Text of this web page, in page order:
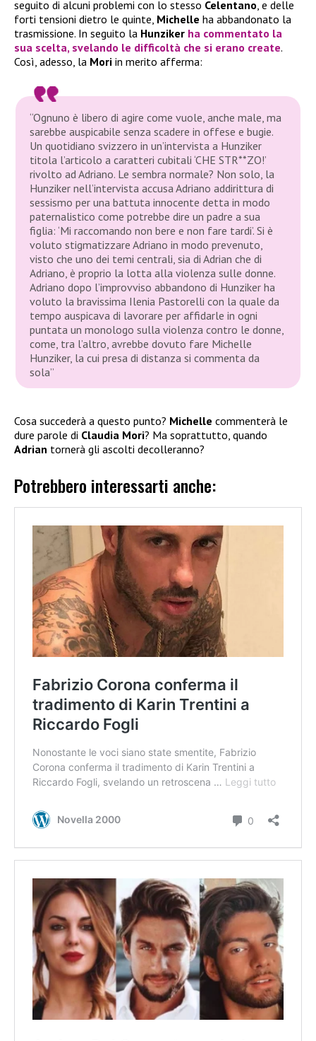
seguito di alcuni problemi con lo stesso Celentano, e delle
forti tensioni dietro le quinte, Michelle ha abbandonato la
trasmissione. In seguito la Hunziker ha commentato la
sua scelta, svelando le difficoltà che si erano create.
Così, adesso, la Mori in merito afferma:
“Ognuno è libero di agire come vuole, anche male, ma
sarebbe auspicabile senza scadere in offese e bugie.
Un quotidiano svizzero in un’intervista a Hunziker
titola l’articolo a caratteri cubitali ‘CHE STR**ZO!’
rivolto ad Adriano. Le sembra normale? Non solo, la
Hunziker nell’intervista accusa Adriano addirittura di
sessismo per una battuta innocente detta in modo
paternalistico come potrebbe dire un padre a sua
figlia: ‘Mi raccomando non bere e non fare tardi’. Si è
voluto stigmatizzare Adriano in modo prevenuto,
visto che uno dei temi centrali, sia di Adrian che di
Adriano, è proprio la lotta alla violenza sulle donne.
Adriano dopo l’improvviso abbandono di Hunziker ha
voluto la bravissima Ilenia Pastorelli con la quale da
tempo auspicava di lavorare per affidarle in ogni
puntata un monologo sulla violenza contro le donne,
come, tra l’altro, avrebbe dovuto fare Michelle
Hunziker, la cui presa di distanza si commenta da
sola”
Cosa succederà a questo punto? Michelle commenterà le
dure parole di Claudia Mori? Ma soprattutto, quando
Adrian tornerà gli ascolti decolleranno?
Potrebbero interessarti anche: